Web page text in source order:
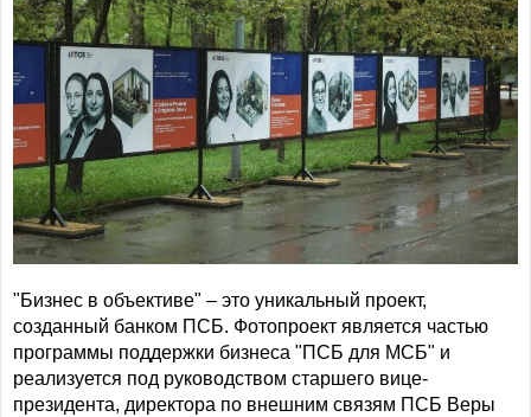
"Бизнес в объективе" – это уникальный проект,
созданный банком ПСБ. Фотопроект является частью
программы поддержки бизнеса "ПСБ для МСБ" и
реализуется под руководством старшего вице-
президента, директора по внешним связям ПСБ Веры